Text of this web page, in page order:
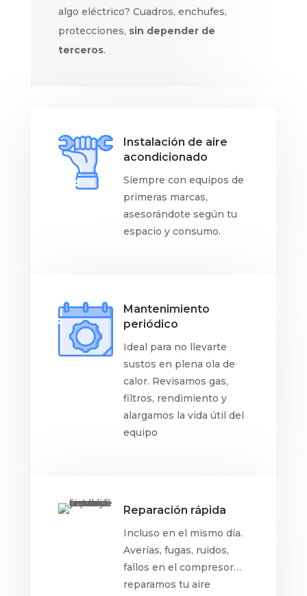
algo eléctrico? Cuadros, enchufes,
protecciones, sin depender de
terceros.
Instalación de aire
acondicionado
Siempre con equipos de
primeras marcas,
asesorándote según tu
espacio y consumo.
Mantenimiento
periódico
Ideal para no llevarte
sustos en plena ola de
calor. Revisamos gas,
filtros, rendimiento y
alargamos la vida útil del
equipo
Reparación rápida
Incluso en el mismo día.
Averías, fugas, ruidos,
fallos en el compresor…
reparamos tu aire